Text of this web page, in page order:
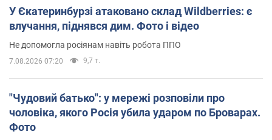
У Єкатеринбурзі атаковано склад Wildberries: є
влучання, піднявся дим. Фото і відео
Не допомогла росіянам навіть робота ППО
7.08.2026 07:20 9,7 т.
"Чудовий батько": у мережі розповіли про
чоловіка, якого Росія убила ударом по Броварах.
Фото